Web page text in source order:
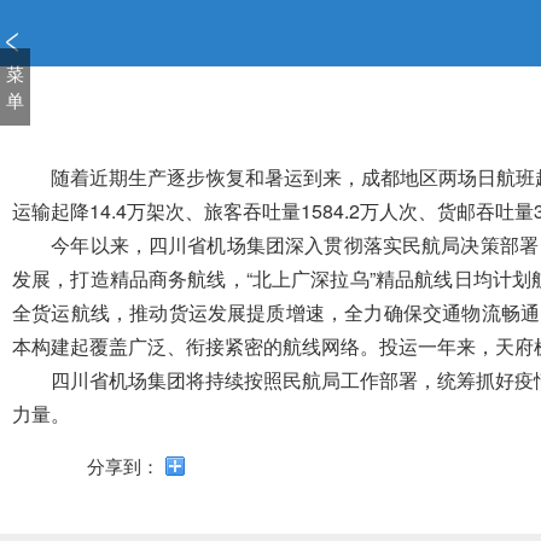
菜
单
随着近期生产逐步恢复和暑运到来，成都地区两场日航
运输起降14.4万架次、旅客吞吐量1584.2万人次、货邮吞吐
今年以来，四川省机场集团深入贯彻落实民航局决策部
发展，打造精品商务航线，“北上广深拉乌”精品航线日均计
全货运航线，推动货运发展提质增速，全力确保交通物流畅
本构建起覆盖广泛、衔接紧密的航线网络。投运一年来，天
四川省机场集团将持续按照民航局工作部署，统筹抓好疫
力量。
分享到：
窗
口
打
碍
说
页
面,
Alt
波